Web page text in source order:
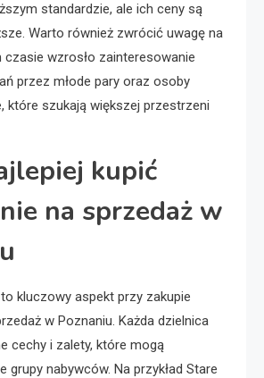
standardzie, ale ich ceny są
Warto również zwrócić uwagę na
wzrosło zainteresowanie
przez młode pary oraz osoby
które szukają większej przestrzeni
kupić
na sprzedaż w
kluczowy aspekt przy zakupie
w Poznaniu. Każda dzielnica
cechy i zalety, które mogą
grupy nabywców. Na przykład Stare